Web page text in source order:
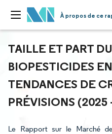
À propos de ce
TAILLE ET PART
BIOPESTICIDES
TENDANCES DE
PRÉVISIONS (2025
Le Rapport sur le Marché